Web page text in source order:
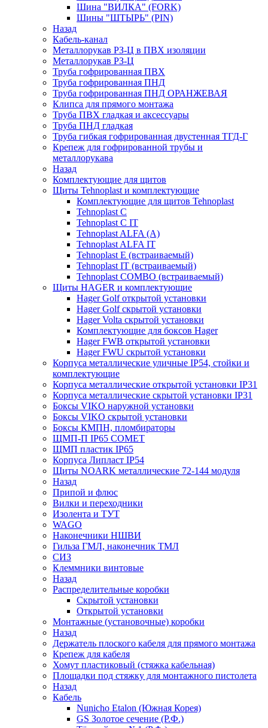
Шина "ВИЛКА" (FORK)
Шины "ШТЫРЬ" (PIN)
Назад
Кабель-канал
Металлорукав РЗ-Ц в ПВХ изоляции
Металлорукав РЗ-Ц
Труба гофрированная ПВХ
Труба гофрированная ПНД
Труба гофрированная ПНД ОРАНЖЕВАЯ
Клипса для прямого монтажа
Труба ПВХ гладкая и аксессуары
Труба ПНД гладкая
Труба гибкая гофрированная двустенная ТГД-Г
Крепеж для гофрированной трубы и
металлорукава
Назад
Комплектующие для щитов
Щиты Tehnoplast и комплектующие
Комплектующие для щитов Tehnoplast
Tehnoplast C
Tehnoplast C IT
Tehnoplast ALFA (А)
Tehnoplast ALFA IT
Tehnoplast E (встраиваемый)
Tehnoplast IT (встраиваемый)
Tehnoplast COMBO (встраиваемый)
Щиты HAGER и комплектующие
Hager Golf открытой установки
Hager Golf скрытой установки
Hager Volta скрытой установки
Комплектующие для боксов Hager
Hager FWB открытой установки
Hager FWU скрытой установки
Корпуса металлические уличные IP54, стойки и
комплектующие
Корпуса металлические открытой установки IP31
Корпуса металлические скрытой установки IP31
Боксы VIKO наружной установки
Боксы VIKO скрытой установки
Боксы КМПН, пломбираторы
ЩМП-П IP65 COMET
ЩМП пластик IP65
Корпуса Липласт IP54
Щиты NOARK металлические 72-144 модуля
Назад
Припой и флюс
Вилки и переходники
Изолента и ТУТ
WAGO
Наконечники НШВИ
Гильза ГМЛ, наконечник ТМЛ
СИЗ
Клеммники винтовые
Назад
Распределительные коробки
Скрытой установки
Открытой установки
Монтажные (установочные) коробки
Назад
Держатель плоского кабеля для прямого монтажа
Крепеж для кабеля
Хомут пластиковый (стяжка кабельная)
Площадки под стяжку для монтажного пистолета
Назад
Кабель
Nunicho Etalon (Южная Корея)
GS Золотое сечение (Р.Ф.)